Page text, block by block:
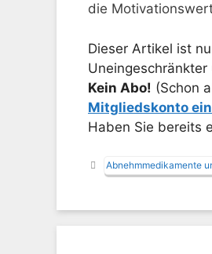
die
Dieser Artikel ist
Kein Abo! (Schon
Mitgliedskonto
Haben Sie bereits
Schlagwörter
Abnehmmedikamente